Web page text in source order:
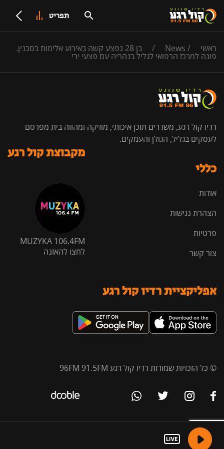
תפריט
ראשי /
News
/ בן 28 נפצע קשה באירוע אלימות בסכנין.
פונה למרכז הרפואי לגליל בנהריה עם פצעי ירי
רדיו קול רגע, משדרים תוכן איכותי, מוזיקה ומהווה בית מפרסם
לעסקים בגליל, הגולן והעמקים.
כללי
אודות
הצהרת נגישות
פרטיות
צור קשר
מקבוצת קול רגע
MUZYKA 106.4FM
לחצו להאזנה
אפליקציית רדיו קול רגע
© כל הזכויות שמורות רדיו קול רגע 96FM 91.5FM